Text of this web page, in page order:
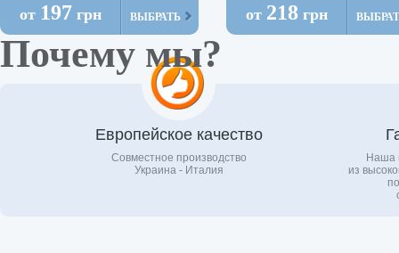
от 197 грн ВЫБРАТЬ от 218 грн
Почему мы?
Европейское качество
Совместное производство
Украина - Италия
Наша
из